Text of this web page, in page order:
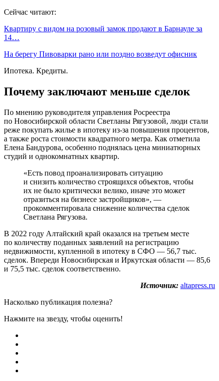
Сейчас читают:
Квартиру с видом на розовый замок продают в Барнауле за
14…
На берегу Пивоварки рано или поздно возведут офисник
Ипотека. Кредиты.
Почему заключают меньше сделок
По мнению руководителя управления Росреестра
по Новосибирской области Светланы Рягузовой, люди стали
реже покупать жилье в ипотеку из-за повышения процентов,
а также роста стоимости квадратного метра. Как отметила
Елена Бандурова, особенно поднялась цена миниатюрных
студий и однокомнатных квартир.
«Есть повод проанализировать ситуацию
и снизить количество строящихся объектов, чтобы
их не было критически велико, иначе это может
отразиться на бизнесе застройщиков», —
прокомментировала снижение количества сделок
Светлана Рягузова.
В 2022 году Алтайский край оказался на третьем месте
по количеству поданных заявлений на регистрацию
недвижимости, купленной в ипотеку в СФО — 56,7 тыс.
сделок. Впереди Новосибирская и Иркутская области — 85,6
и 75,5 тыс. сделок соответственно.
Источник: altapress.ru
Насколько публикация полезна?
Нажмите на звезду, чтобы оценить!